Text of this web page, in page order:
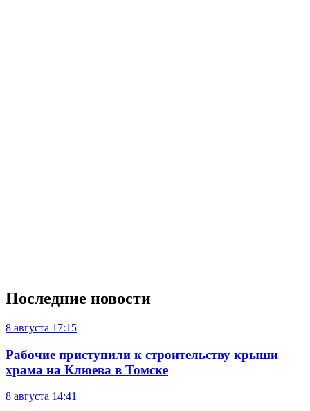
Последние новости
8 августа 17:15
Рабочие приступили к строительству крыши
храма на Клюева в Томске
8 августа 14:41